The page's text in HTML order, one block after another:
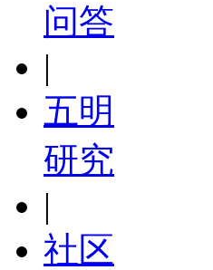
问答
|
五明
研究
|
社区